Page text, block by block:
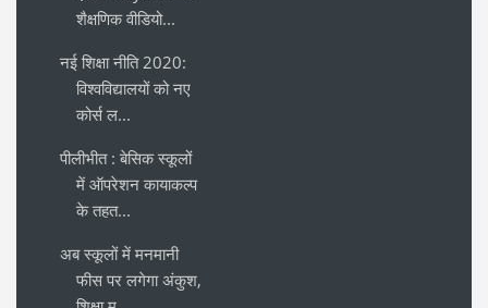
शैक्षणिक वीडियो...
नई शिक्षा नीति 2020:
विश्वविद्यालयों को नए
कोर्स ल...
पीलीभीत : बेसिक स्कूलों
में ऑपरेशन कायाकल्प
के तहत...
अब स्कूलों में मनमानी
फीस पर लगेगा अंकुश,